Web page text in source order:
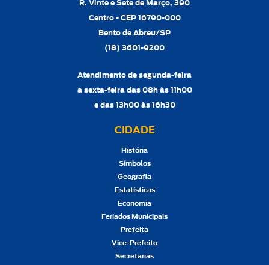
R. Vinte e Sete de Março, 390
Centro - CEP 16790-000
Bento de Abreu/SP
(18) 3601-9200
Atendimento de segunda-feira
a sexta-feira das 08h às 11h00
e das 13h00 às 16h30
CIDADE
História
Símbolos
Geografia
Estatísticas
Economia
Feriados Municipais
Prefeita
Vice-Prefeito
Secretarias